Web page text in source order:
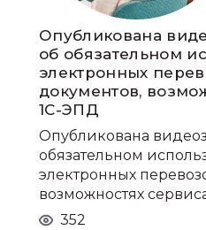
Опубликована
об обязательном
электронных
документов,
1С-ЭПД
Опубликована
обязательном
электронных
возможностях
352